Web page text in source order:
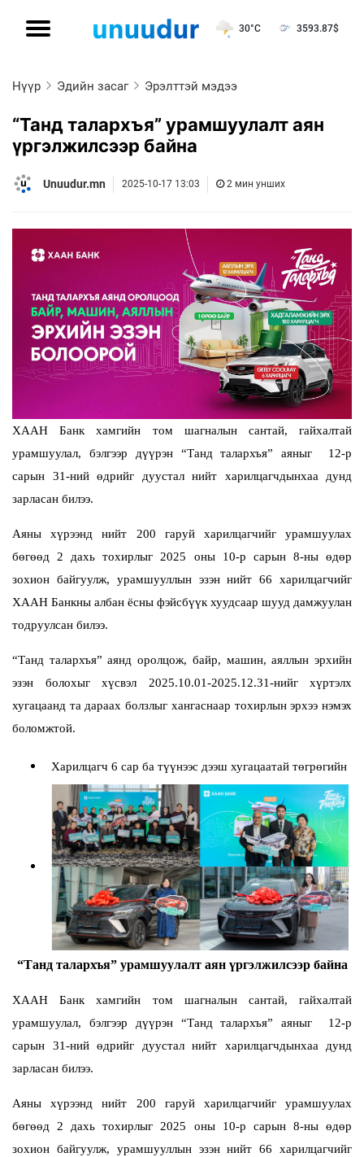
30°C 3593.87$
Нүүр Эдийн засаг Эрэлттэй мэдээ
“Танд талархъя” урамшуулалт аян
үргэлжилсээр байна
Unuudur.mn 2025-10-17 13:03 2 мин унших
ХААН Банк хамгийн том шагналын сантай, гайхалтай
урамшуулал, бэлгээр дүүрэн “Танд талархъя” аяныг 12-р
сарын 31-ний өдрийг дуустал нийт харилцагчдынхаа дунд
зарласан билээ.
Аяны хүрээнд нийт 200 гаруй харилцагчийг урамшуулах
бөгөөд 2 дахь тохирлыг 2025 оны 10-р сарын 8-ны өдөр
зохион байгуулж, урамшууллын эзэн нийт 66 харилцагчийг
ХААН Банкны албан ёсны фэйсбүүк хуудсаар шууд дамжуулан
тодруулсан билээ.
“Танд талархъя” аянд оролцож, байр, машин, аяллын эрхийн
эзэн болохыг хүсвэл 2025.10.01-2025.12.31-нийг хүртэлх
хугацаанд та дараах болзлыг хангаснаар тохирлын эрхээ нэмэх
боломжтой.
Харилцагч 6 сар ба түүнээс дээш хугацаатай төгрөгийн
“Танд талархъя” урамшуулалт аян үргэлжилсээр байна
ХААН Банк хамгийн том шагналын сантай, гайхалтай
урамшуулал, бэлгээр дүүрэн “Танд талархъя” аяныг 12-р
сарын 31-ний өдрийг дуустал нийт харилцагчдынхаа дунд
зарласан билээ.
Аяны хүрээнд нийт 200 гаруй харилцагчийг урамшуулах
бөгөөд 2 дахь тохирлыг 2025 оны 10-р сарын 8-ны өдөр
зохион байгуулж, урамшууллын эзэн нийт 66 харилцагчийг